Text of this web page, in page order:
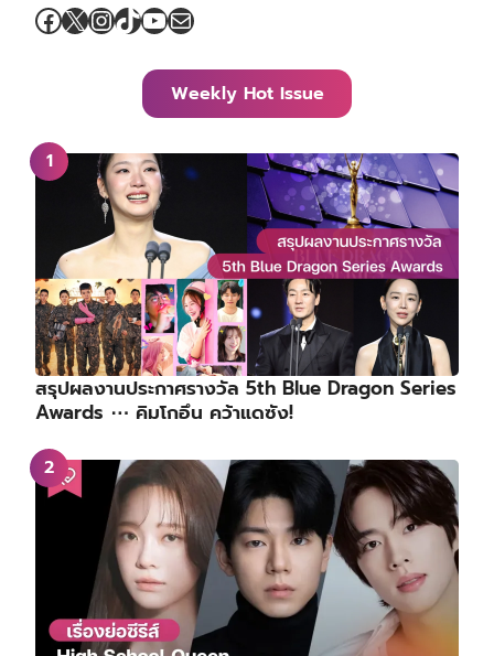
Facebook
X Instagram
TikTok
YouTube
Mail
Weekly Hot Issue
สรุปผลงานประกาศรางวัล 5th Blue Dragon Series
Awards ⋯ คิมโกอึน คว้าแดซัง!